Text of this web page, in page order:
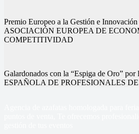
Premio Europeo a la Gestión e
ASOCIACIÓN EUROPEA DE
COMPETITIVIDAD
Galardonados con la “Espiga de Oro”
ESPAÑOLA DE PROFESIONALES